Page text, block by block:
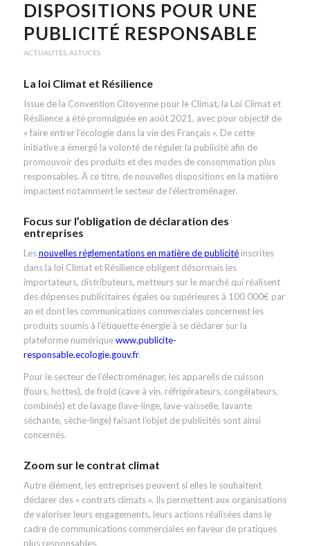
DISPOSITIONS POUR UNE
PUBLICITÉ RESPONSABLE
ACTUALITÉS, ASTUCES
La loi Climat et Résilience
Issue de la Convention Citoyenne pour le Climat, la Loi Climat et
Résilience a été promulguée en août 2021, avec pour objectif de
« faire entrer l’écologie dans la vie des Français ». De cette
initiative a émergé la volonté de réguler la publicité afin de
promouvoir des produits et des modes de consommation plus
responsables. À ce titre, de nouvelles dispositions en la matière
impactent notamment le secteur de l’électroménager.
Focus sur l’obligation de déclaration des
entreprises
Lesnouvelles réglementations en matière de publicitéinscrites
dans la loi Climat et Résilience obligent désormais les
importateurs, distributeurs, metteurs sur le marché qui réalisent
des dépenses publicitaires égales ou supérieures à 100 000€ par
an et dont les communications commerciales concernent les
produits soumis à l’étiquette énergie à se déclarer sur la
plateforme numériquewww.publicite-
responsable.ecologie.gouv.fr.
Pour le secteur de l’électroménager, les appareils de cuisson
(fours, hottes), de froid (cave à vin, réfrigérateurs, congélateurs,
combinés) et de lavage (lave-linge, lave-vaisselle, lavante
séchante, sèche-linge) faisant l’objet de publicités sont ainsi
concernés.
Zoom sur le contrat climat
Autre élément, les entreprises peuvent si elles le souhaitent
déclarer des « contrats climats ». Ils permettent aux organisations
de valoriser leurs engagements, leurs actions réalisées dans le
cadre de communications commerciales en faveur de pratiques
plus responsables.